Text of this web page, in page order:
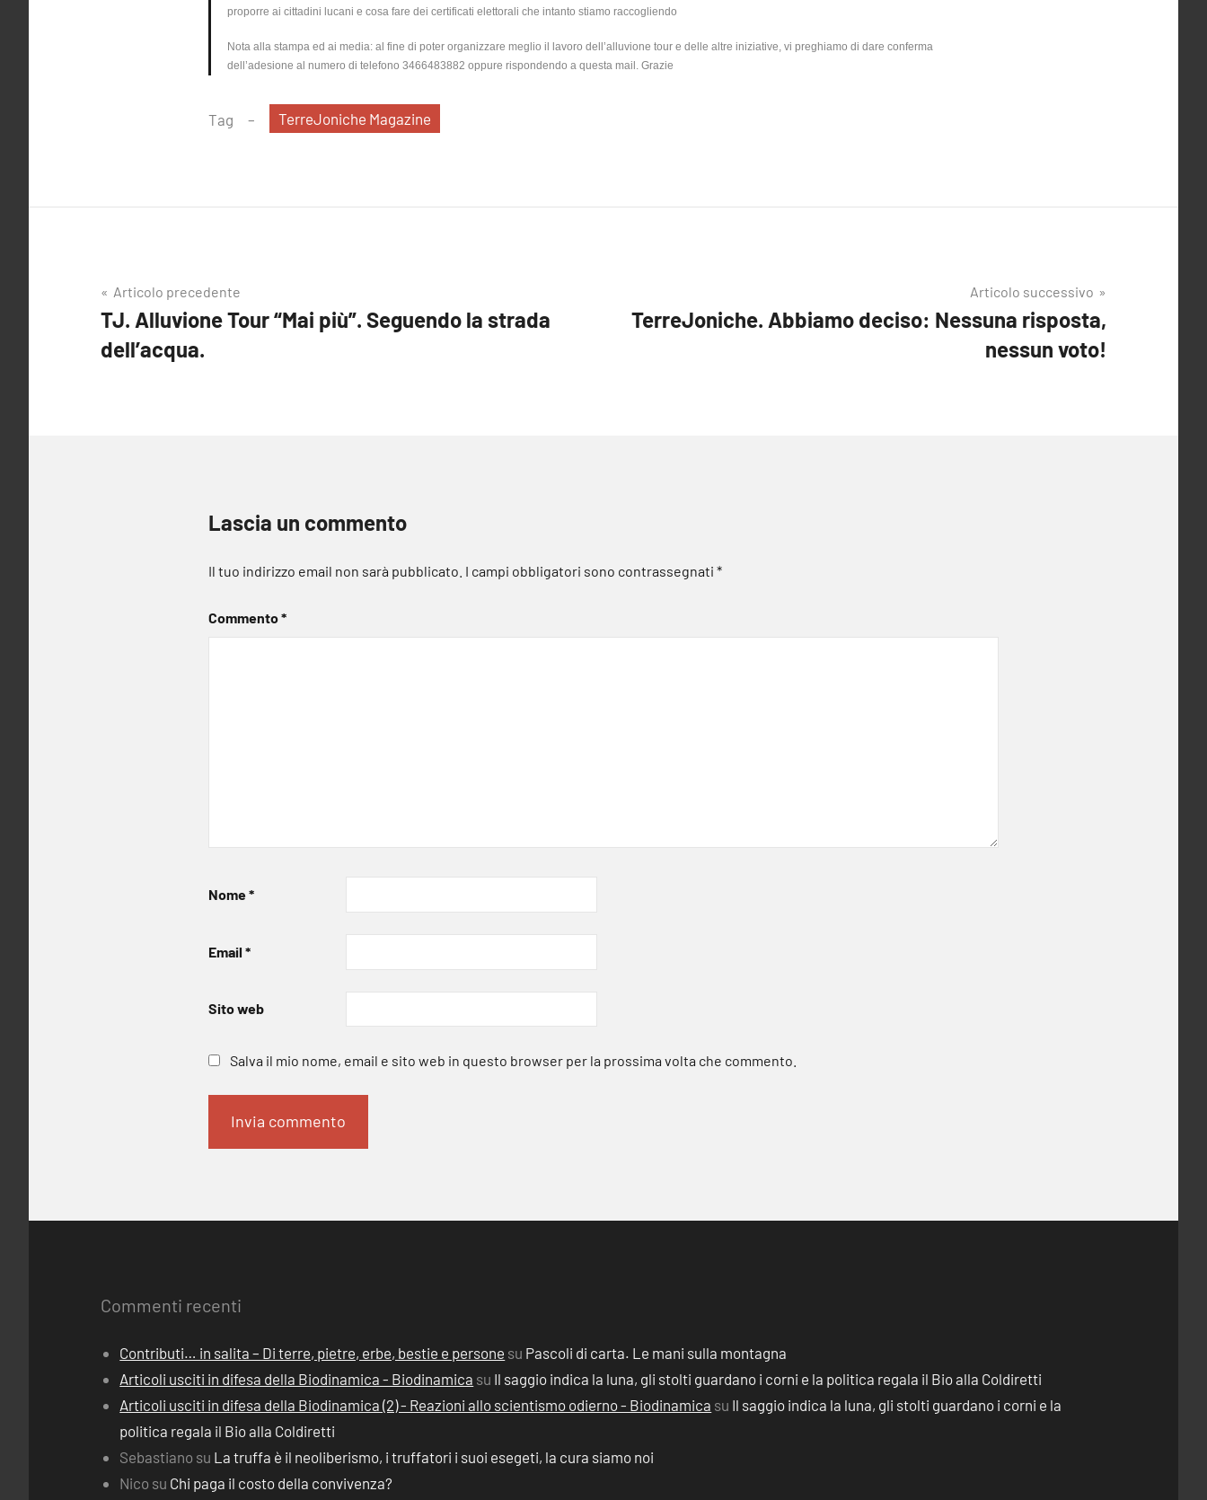
proporre ai cittadini lucani e cosa fare dei certificati elettorali che intanto stiamo raccogliendo
Nota alla stampa ed ai media: al fine di poter organizzare meglio il lavoro dell’alluvione tour e delle altre iniziative, vi preghiamo di dare conferma
dell’adesione al numero di telefono 3466483882 oppure rispondendo a questa mail. Grazie
Tag TerreJoniche Magazine
Navigazione
articoli
Articolo precedente
TJ. Alluvione Tour “Mai più”. Seguendo la strada
dell’acqua.
Articolo successivo
TerreJoniche. Abbiamo deciso: Nessuna risposta,
nessun voto!
Lascia un commento
Il tuo indirizzo email non sarà pubblicato. I campi obbligatori sono contrassegnati *
Commento*
Nome*
Email *
Sito web
Salva il mio nome, email e sito web in questo browser per la prossima volta che commento.
Commenti recenti
Contributi… in salita – Di terre, pietre, erbe, bestie e persone su Pascoli di carta. Le mani sulla montagna
Articoli usciti in difesa della Biodinamica - Biodinamica su Il saggio indica la luna, gli stolti guardano i corni e la politica regala il Bio alla Coldiretti
Articoli usciti in difesa della Biodinamica (2) - Reazioni allo scientismo odierno - Biodinamica su Il saggio indica la luna, gli stolti guardano i corni e la
politica regala il Bio alla Coldiretti
Sebastiano su La truffa è il neoliberismo, i truffatori i suoi esegeti, la cura siamo noi
Nico su Chi paga il costo della convivenza?